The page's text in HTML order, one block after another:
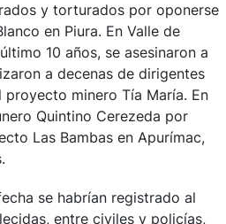
y torturados por oponerse
en Piura. En Valle de
10 años, se asesinaron a
a decenas de dirigentes
minero Tía María. En
Quintino Cerezeda por
Las Bambas en Apurímac,
se habrían registrado al
entre civiles y policías,